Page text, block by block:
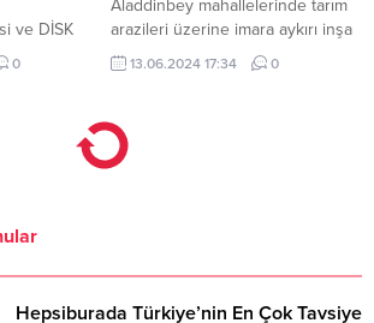
ve DİSK
korumak
0
Aladdinbey mahallelerinde tarım
arazileri üzerine imara aykırı inşa
edilen yapılara müdahale etti.
13.06.2024 17:34 0
Hepsiburada Türkiye’nin En Çok Tavsiye